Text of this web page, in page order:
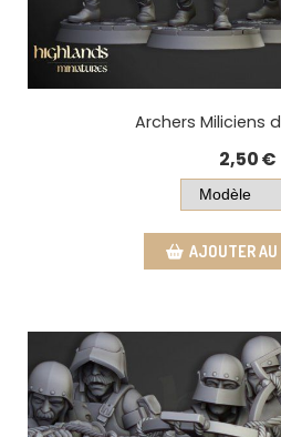
Archers Miliciens
2,50€
AJOUTER AU